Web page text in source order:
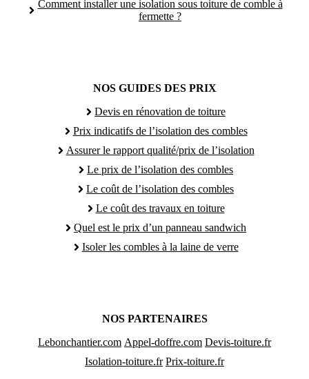
Comment installer une isolation sous toiture de comble à
fermette ?
NOS GUIDES DES PRIX
Devis en rénovation de toiture
Prix indicatifs de l’isolation des combles
Assurer le rapport qualité/prix de l’isolation
Le prix de l’isolation des combles
Le coût de l’isolation des combles
Le coût des travaux en toiture
Quel est le prix d’un panneau sandwich
Isoler les combles à la laine de verre
NOS PARTENAIRES
Lebonchantier.com Appel-doffre.com Devis-toiture.fr
Isolation-toiture.fr Prix-toiture.fr